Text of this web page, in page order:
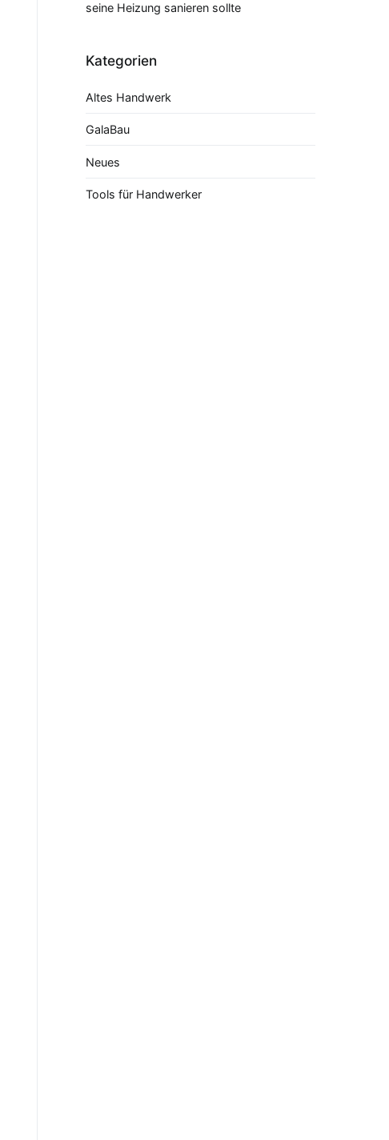
seine Heizung sanieren sollte
Kategorien
Altes Handwerk
GalaBau
Neues
Tools für Handwerker